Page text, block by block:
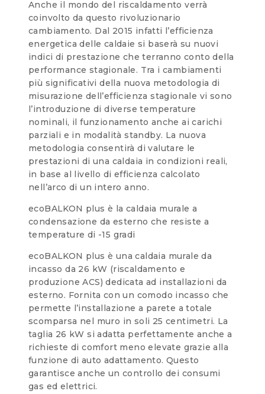
Anche il mondo del riscaldamento verrà
coinvolto da questo rivoluzionario
cambiamento. Dal 2015 infatti l’efficienza
energetica delle caldaie si baserà su nuovi
indici di prestazione che terranno conto della
performance stagionale. Tra i cambiamenti
più significativi della nuova metodologia di
misurazione dell’efficienza stagionale vi sono
l’introduzione di diverse temperature
nominali, il funzionamento anche ai carichi
parziali e in modalità standby. La nuova
metodologia consentirà di valutare le
prestazioni di una caldaia in condizioni reali,
in base al livello di efficienza calcolato
nell’arco di un intero anno.
ecoBALKON plus è la caldaia murale a
condensazione da esterno che resiste a
temperature di -15 gradi
ecoBALKON plus è una caldaia murale da
incasso da 26 kW (riscaldamento e
produzione ACS) dedicata ad installazioni da
esterno. Fornita con un comodo incasso che
permette l’installazione a parete a totale
scomparsa nel muro in soli 25 centimetri. La
taglia 26 kW si adatta perfettamente anche a
richieste di comfort meno elevate grazie alla
funzione di auto adattamento. Questo
garantisce anche un controllo dei consumi
gas ed elettrici.